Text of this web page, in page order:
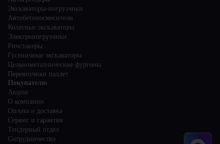
Экскаваторы-погрузчики
Автобетоносмесители
Колесные экскаваторы
Электропогрузчики
Ричстакеры
Гусеничные экскаваторы
Цельнометаллические фургоны
Перевозчики паллет
Покупателю
Акции
О компании
Оплата и доставка
Сервис и гарантия
Тендерный отдел
Сотрудничество